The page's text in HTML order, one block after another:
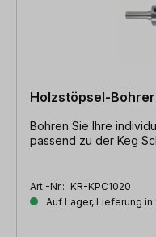
Holzstöpsel-
Bohren Sie Ihre
passend zu der Keg
Art.-Nr.: KR-KPC1020
Auf Lager, Lieferung in